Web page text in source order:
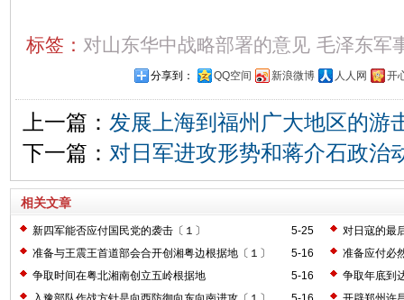
标签： 对山东华中战略部署的意见 毛泽东军
分享到： QQ空间 新浪微博 人人网 开
上一篇： 发展上海到福州广大地区的游
下一篇： 对日军进攻形势和蒋介石政治
相关文章
5-25
新四军能否应付国民党的袭击〔１〕
对日寇的最
5-16
准备与王震王首道部会合开创湘粤边根据地〔１〕
准备应付必
5-16
争取时间在粤北湘南创立五岭根据地
争取年底到